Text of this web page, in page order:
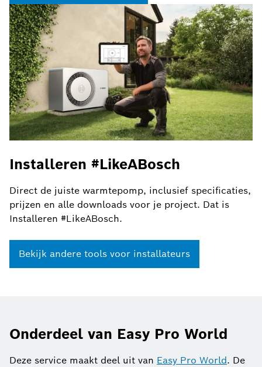
Installeren #LikeABosch
Direct de juiste warmtepomp, inclusief specificaties,
prijzen en alle downloads voor je project. Dat is
Installeren #LikeABosch.
Bekijk andere tools voor installateurs
Onderdeel van Easy Pro World
Deze service maakt deel uit van Easy Pro World. De